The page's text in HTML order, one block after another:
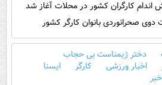
اندام کارگران کشور در محلات آغاز شد
صحرانوردی بانوان کارگر کشور
دختر ژیمناست بی حجاب
اخبار ورزشی کارگر
ایسنا
خبر